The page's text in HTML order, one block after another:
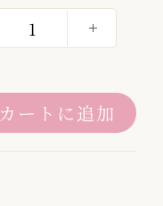
カートに追加